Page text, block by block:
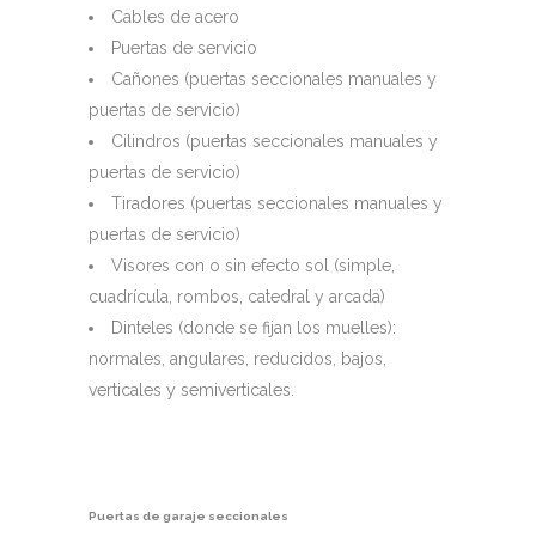
Cables de acero
Puertas de servicio
Cañones (puertas seccionales manuales y
puertas de servicio)
Cilindros (puertas seccionales manuales y
puertas de servicio)
Tiradores (puertas seccionales manuales y
puertas de servicio)
Visores con o sin efecto sol (simple,
cuadrícula, rombos, catedral y arcada)
Dinteles (donde se fijan los muelles):
normales, angulares, reducidos, bajos,
verticales y semiverticales.
Puertas de garaje seccionales